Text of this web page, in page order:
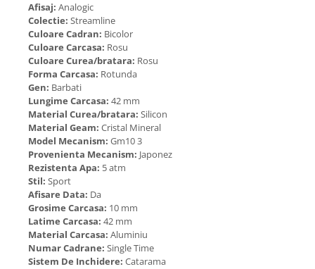
Afisaj: Analogic
Colectie: Streamline
Culoare Cadran: Bicolor
Culoare Carcasa: Rosu
Culoare Curea/bratara: Rosu
Forma Carcasa: Rotunda
Gen: Barbati
Lungime Carcasa: 42 mm
Material Curea/bratara: Silicon
Material Geam: Cristal Mineral
Model Mecanism: Gm10 3
Provenienta Mecanism: Japonez
Rezistenta Apa: 5 atm
Stil: Sport
Afisare Data: Da
Grosime Carcasa: 10 mm
Latime Carcasa: 42 mm
Material Carcasa: Aluminiu
Numar Cadrane: Single Time
Sistem De Inchidere: Catarama